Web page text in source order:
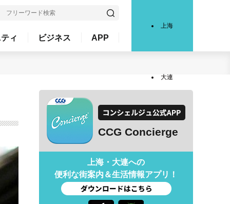
上海
大連
ィ ビジネス APP
CCG Concierge
上海・大連への
便利な街案内＆生活情報アプリ！